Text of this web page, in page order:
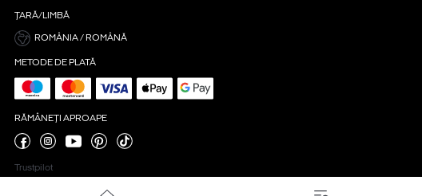
ȚARĂ/LIMBĂ
ROMÂNIA / ROMÂNĂ
METODE DE PLATĂ
RĂMÂNEȚI APROAPE
Trustpilot